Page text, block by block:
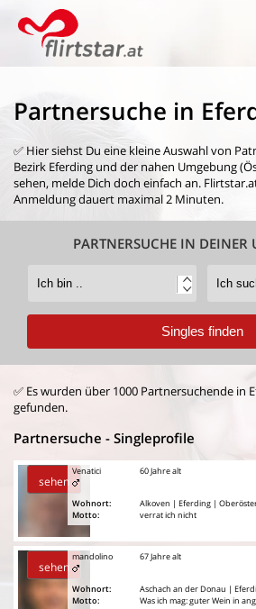
Partnersuche in
✅ Hier siehst Du eine kleine Auswahl von
Bezirk Eferding und der nahen Umgebung
sehen, melde Dich doch einfach an.
Anmeldung dauert maximal 2 Minuten.
PARTNERSUCHE IN DEINER
✅ Es wurden über 1000 Partnersuchende in
gefunden.
Partnersuche - Singleprofile
sehen
Venatici
Wohnort:
Motto:
60 Jahre alt
Alkoven | Eferding |
verrat ich nicht
sehen
mandolino
Wohnort:
Motto:
67 Jahre alt
Aschach an der Donau |
Was ich mag: guter Wein in